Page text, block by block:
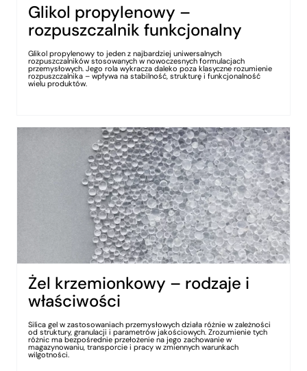
Glikol propylenowy –
rozpuszczalnik funkcjonalny
Glikol propylenowy to jeden z najbardziej uniwersalnych
rozpuszczalników stosowanych w nowoczesnych formulacjach
przemysłowych. Jego rola wykracza daleko poza klasyczne rozumienie
rozpuszczalnika – wpływa na stabilność, strukturę i funkcjonalność
wielu produktów.
Żel krzemionkowy – rodzaje i
właściwości
Silica gel w zastosowaniach przemysłowych działa różnie w zależności
od struktury, granulacji i parametrów jakościowych. Zrozumienie tych
różnic ma bezpośrednie przełożenie na jego zachowanie w
magazynowaniu, transporcie i pracy w zmiennych warunkach
wilgotności.